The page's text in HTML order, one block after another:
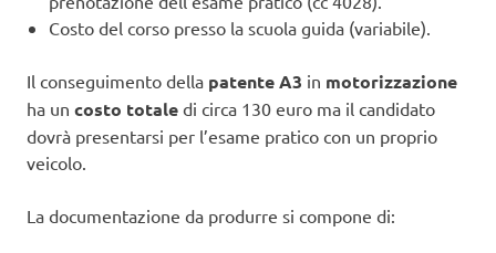
Costo del corso presso la scuola guida (variabile).
Il conseguimento della patente A3 in motorizzazione
ha un costo totale di circa 130 euro ma il candidato
dovrà presentarsi per l’esame pratico con un proprio
veicolo.
La documentazione da produrre si compone di: